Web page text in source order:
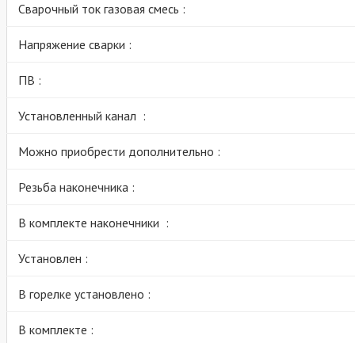
Сварочный ток газовая смесь :
Напряжение сварки :
ПВ :
Установленный канал :
Можно приобрести дополнительно :
Резьба наконечника :
В комплекте наконечники :
Установлен :
В горелке установлено :
В комплекте :